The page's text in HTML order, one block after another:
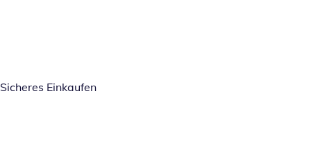
Sicheres Einkaufen